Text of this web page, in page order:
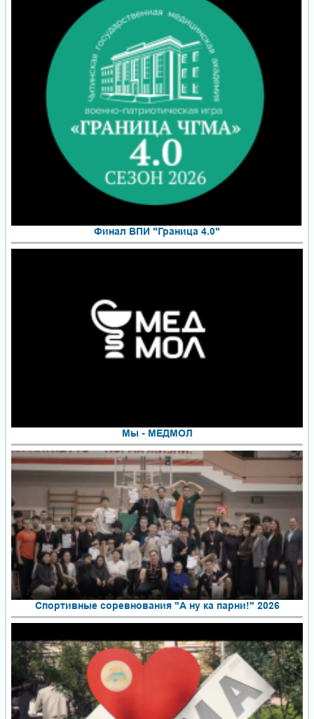
Финал ВПИ "Граница 4.0"
Мы - МЕДМОЛ
Спортивные соревнования "А ну ка парни!" 2026